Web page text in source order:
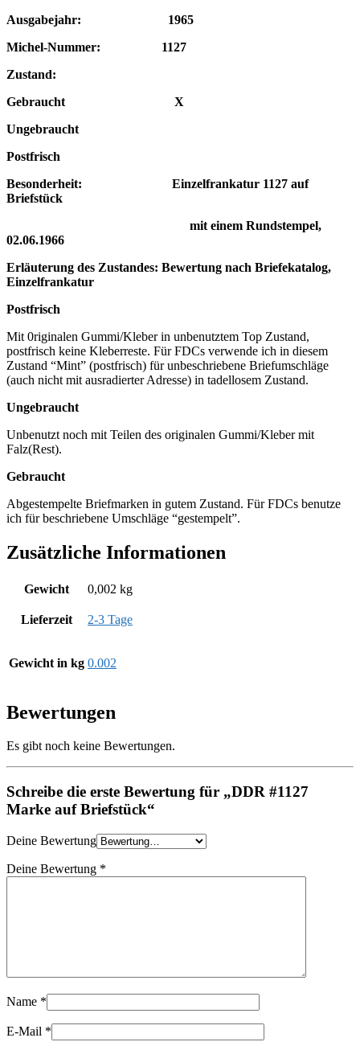
Ausgabejahr: 1965
Michel-Nummer: 1127
Zustand:
Gebraucht X
Ungebraucht
Postfrisch
Besonderheit: Einzelfrankatur 1127 auf
Briefstück
mit einem Rundstempel,
02.06.1966
Erläuterung des Zustandes: Bewertung nach Briefekatalog,
Einzelfrankatur
Postfrisch
Mit 0riginalen Gummi/Kleber in unbenutztem Top Zustand,
postfrisch keine Kleberreste. Für FDCs verwende ich in diesem
Zustand “Mint” (postfrisch) für unbeschriebene Briefumschläge
(auch nicht mit ausradierter Adresse) in tadellosem Zustand.
Ungebraucht
Unbenutzt noch mit Teilen des originalen Gummi/Kleber mit
Falz(Rest).
Gebraucht
Abgestempelte Briefmarken in gutem Zustand. Für FDCs benutze
ich für beschriebene Umschläge “gestempelt”.
Zusätzliche Informationen
Gewicht 0,002 kg
Lieferzeit 2-3 Tage
Gewicht in kg 0.002
Bewertungen
Es gibt noch keine Bewertungen.
Schreibe die erste Bewertung für „DDR #1127
Marke auf Briefstück“
Deine Bewertung
Deine Bewertung *
Name *
E-Mail *